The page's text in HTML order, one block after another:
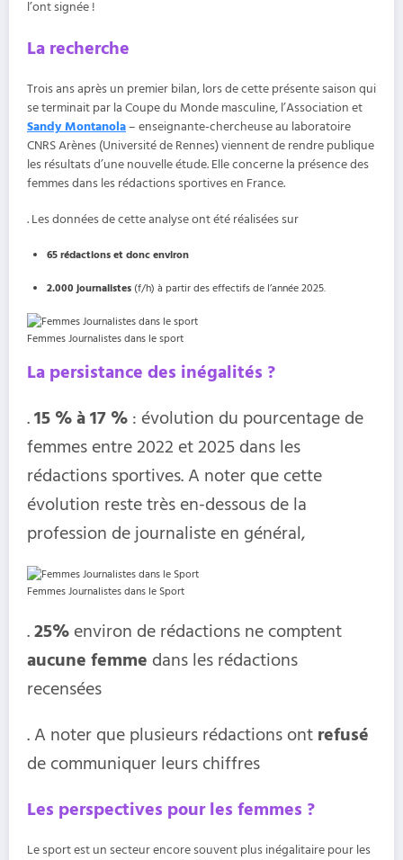
l’ont signée !
La recherche
Trois ans après un premier bilan, lors de cette présente saison qui
se terminait par la Coupe du Monde masculine, l’Association et
Sandy Montanola– enseignante-chercheuse au laboratoire
CNRS Arènes (Université de Rennes) viennent de rendre publique
les résultats d’une nouvelle étude. Elle concerne la présence des
femmes dans les rédactions sportives en France.
. Les données de cette analyse ont été réalisées sur
65 rédactions et donc environ
2.000 journalistes (f/h) à partir des effectifs de l’année 2025.
Femmes Journalistes dans le sport
La persistance des inégalités ?
.15 % à 17 % : évolution du pourcentage de
femmes entre 2022 et 2025 dans les
rédactions sportives. A noter que cette
évolution reste très en-dessous de la
profession de journaliste en général,
Femmes Journalistes dans le Sport
.25% environ de rédactions ne comptent
aucune femme dans les rédactions
recensées
. A noter que plusieurs rédactions ont refusé
de communiquer leurs chiffres
Les perspectives pour les femmes ?
Le sport est un secteur encore souvent plus inégalitaire pour les